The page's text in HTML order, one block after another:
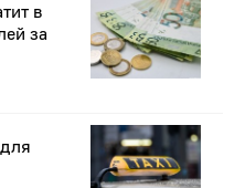
в
за